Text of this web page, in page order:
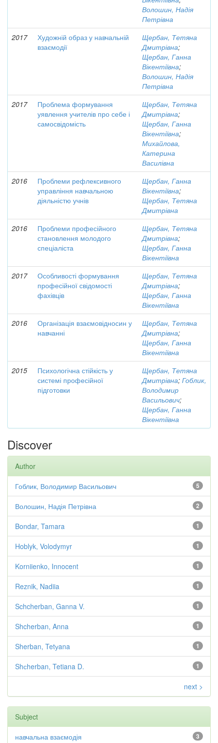
Волошин, Надія
Петрівна
2017
Художній образ у навчальній
взаємодії
Щербан, Тетяна
Дмитрівна;
Щербан, Ганна
Вікентіївна;
Волошин, Надія
Петрівна
2017
Проблема формування
уявлення учителів про себе і
самосвідомість
Щербан, Тетяна
Дмитрівна;
Щербан, Ганна
Вікентіївна;
Михайлова,
Катерина
Василівна
2016
Проблеми рефлексивного
управління навчальною
діяльністю учнів
Щербан, Ганна
Вікентіївна;
Щербан, Тетяна
Дмитрівна
2016
Проблеми професійного
становлення молодого
спеціаліста
Щербан, Тетяна
Дмитрівна;
Щербан, Ганна
Вікентіївна
2017
Особливості формування
професійної свідомості
фахівців
Щербан, Тетяна
Дмитрівна;
Щербан, Ганна
Вікентіївна
2016
Організація взаємовідносин у
навчанні
Щербан, Тетяна
Дмитрівна;
Щербан, Ганна
Вікентіївна
2015
Психологічна стійкість у
системі професійної
підготовки
Щербан, Тетяна
Дмитрівна; Гоблик,
Володимир
Васильович;
Щербан, Ганна
Вікентіївна
Discover
Author
5
Гоблик, Володимир Васильович
2
Волошин, Надія Петрівна
1
Bondar, Tamara
1
Hoblyk, Volodymyr
1
Korniienko, Innocent
1
Reznik, Nadiia
1
Schcherban, Ganna V.
1
Shcherban, Anna
1
Sherban, Tetуana
1
Shсherban, Tetiana D.
next >
Subject
3
навчальна взаємодія